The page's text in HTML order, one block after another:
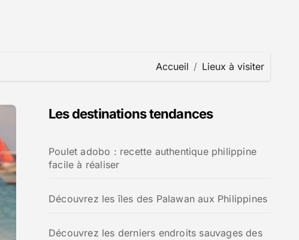
Accueil Lieux à visiter
Les destinations tendances
Poulet adobo : recette authentique philippine
facile à réaliser
Découvrez les îles des Palawan aux Philippines
Découvrez les derniers endroits sauvages des